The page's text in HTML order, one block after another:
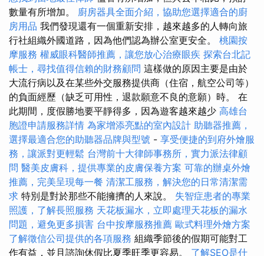
數量有所增加。 廚房器具全面介紹，協助您選擇適合的廚
房用品 我們發現還有一個重新安排，越來越多的人轉向旅
行社組織外國道路，因為他們認為辦公室更安全。 桃園按
摩服務 權威眼科醫師推薦，讓您放心治療眼疾 探索台北記
帳士，尋找值得信賴的財務顧問 這樣做的原因主要是由於
大流行病以及在某些外交服務提供商（住宿，航空公司等）
的負面經歷（缺乏可用性，退款願意不良的意願）時。 在
此期間，度假勝地要平靜得多，因為遊客越來越少 高雄台
胞證申請服務詳情 為家增添亮點的室內設計 助聽器推薦，
選擇最適合您的助聽器品牌與型號 - 享受便捷的到府外燴服
務，讓派對更輕鬆 台灣前十大律師事務所，實力派法律顧
問 醫美皮膚科，提供專業的皮膚保養方案 可靠的辦桌外燴
推薦，完美呈現每一餐 清潔工服務，解決您的日常清潔需
求 特別是對於那些不能擁擠的人來說。 失智症患者的專業
照護，了解長照服務 天花板漏水，立即處理天花板的漏水
問題，避免更多損害 台中按摩服務推薦 歐式料理外燴方案
了解徵信公司提供的各項服務 組織季節後的假期可能對工
作有益，並且諮詢休假比夏季旺季更容易。 了解SEO是什